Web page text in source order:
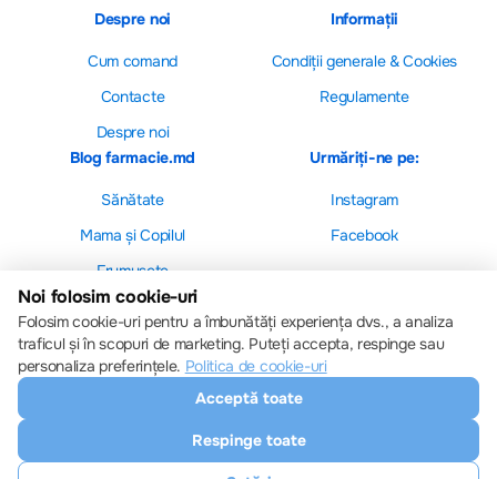
Despre noi
Cum comand
Contacte
Despre noi
Informații
Сondiții generale & Cookies
Regulamente
Blog farmacie.md
Sănătate
Mama și Copilul
Frumusețe
Urmăriți-ne pe:
Instagram
Facebook
Farmacie.md
Descărcați aplicația noastră
Setări cookie-uri
Politica de cookie-uri
Noi folosim cookie-uri
Folosim cookie-uri pentru a îmbunătăți experiența dvs., a analiza
traficul și în scopuri de marketing. Puteți accepta, respinge sau
personaliza preferințele. Politica de cookie-uri
Acceptă toate
Respinge toate